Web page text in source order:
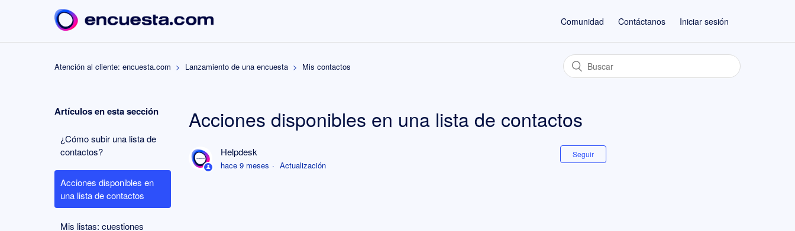
Comunidad Contáctanos Iniciar sesión
Atención al cliente: encuesta.com Lanzamiento de una encuesta Mis contactos
Artículos en esta sección
¿Cómo subir una lista de
contactos?
Acciones disponibles en
una lista de contactos
Mis listas: cuestiones
Acciones disponibles en una lista de contactos
Helpdesk
hace 9 meses Actualización
Seguir